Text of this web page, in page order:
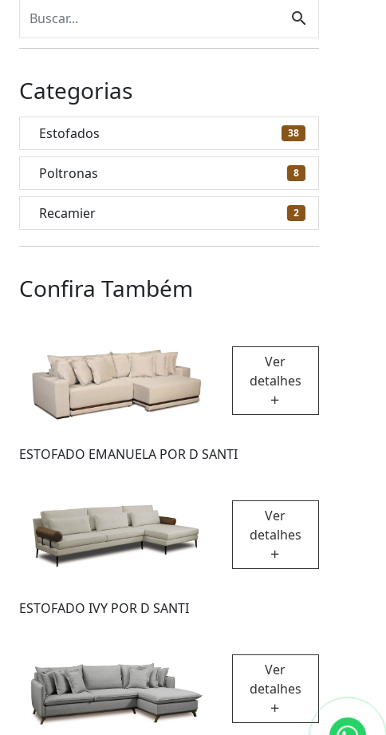
Categorias
Estofados 38
Poltronas 8
Recamier 2
Confira Também
Ver
detalhes
ESTOFADO EMANUELA POR D SANTI
Ver
detalhes
ESTOFADO IVY POR D SANTI
Ver
detalhes